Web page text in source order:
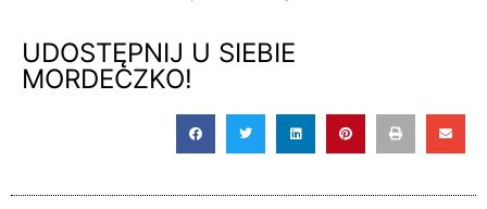
UDOSTĘPNIJ U SIEBIE
MORDECZKO!